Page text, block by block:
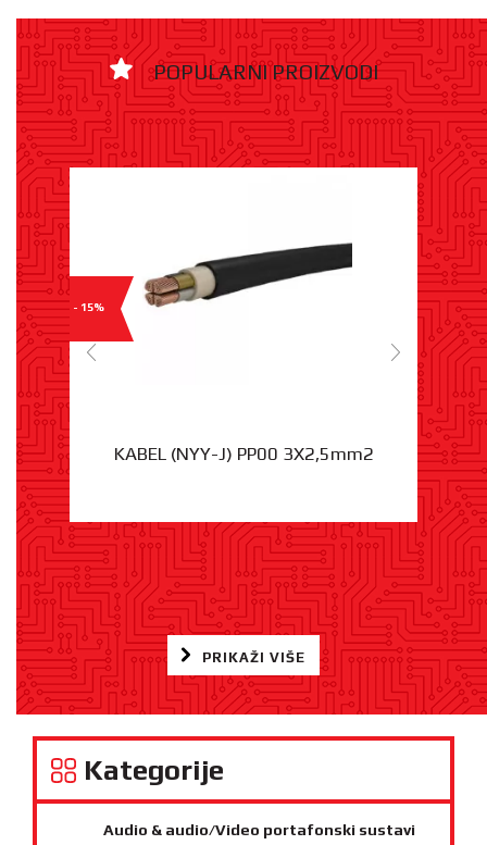
Kategorije
Audio & audio/Video portafonski sustavi
POPULARNI PROIZVODI
- 15%
KABEL (NYY-J) PP00 3X2,5mm2
PRIKAŽI VIŠE